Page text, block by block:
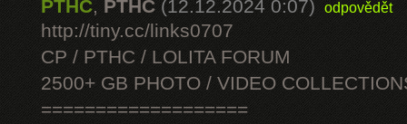
PTHC, PTHC (12.12.2024 0:07) odpovědět
http://tiny.cc/links0707
CP / PTHC / LOLITA FORUM
2500+ GB PHOTO / VIDEO
===================